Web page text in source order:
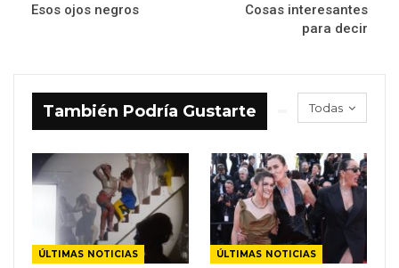
Esos ojos negros
Cosas interesantes
para decir
Todas
También Podría Gustarte
ÚLTIMAS NOTICIAS ÚLTIMAS NOTICIAS